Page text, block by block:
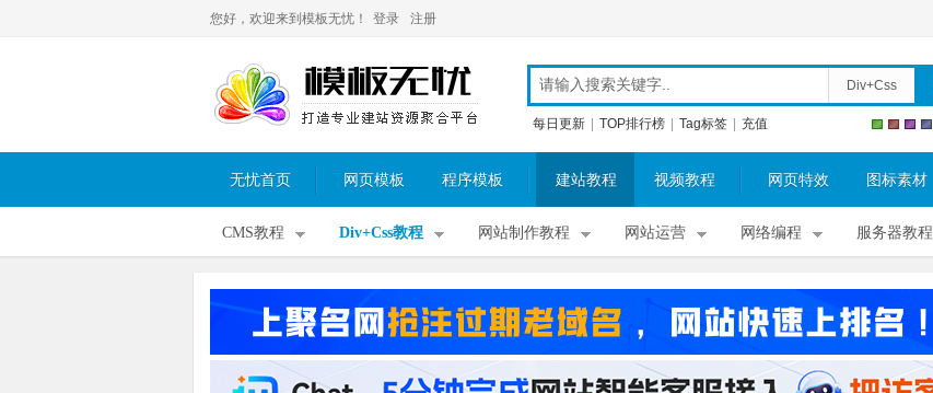
您好，欢迎来到模板无忧！ 登录 注册
Div+Css
每日更新 TOP排行榜 Tag标签 充值
无忧首页 网页模板 程序模板 建站教程 视频教程 网页特效 图标素材
CMS教程 Div+Css教程 网站制作教程 网站运营 网络编程 服务器教程